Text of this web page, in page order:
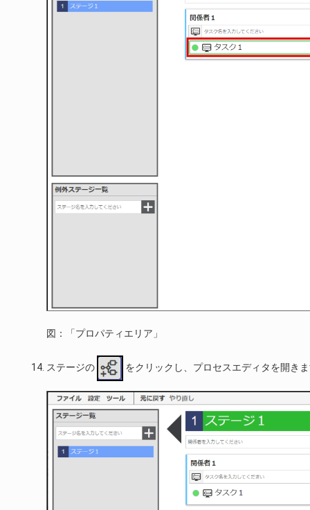
図：「プロパティエリア」
ステージの をクリックし、プロセスエディタを開き